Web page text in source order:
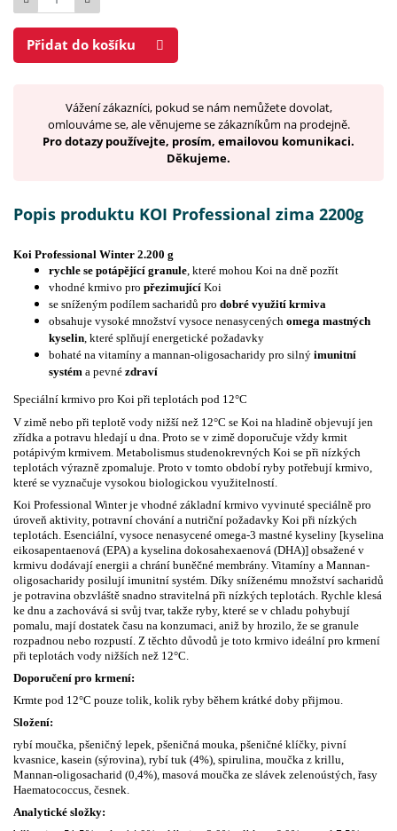
Přidat do košíku
Vážení zákazníci, pokud se nám nemůžete dovolat,
omlouváme se, ale věnujeme se zákazníkům na prodejně.
Pro dotazy používejte, prosím, emailovou komunikaci.
Děkujeme.
Popis produktu KOI Professional zima 2200g
Koi Professional Winter 2.200 g
rychle se potápějící granule, které mohou Koi na dně pozřít
vhodné krmivo pro přezimující Koi
se sníženým podílem sacharidů pro dobré využití krmiva
obsahuje vysoké množství vysoce nenasycených omega mastných
kyselin, které splňují energetické požadavky
bohaté na vitamíny a mannan-oligosacharidy pro silný imunitní
systém a pevné zdraví
Speciální krmivo pro Koi při teplotách pod 12°C
V zimě nebo při teplotě vody nižší než 12°C se Koi na hladině objevují jen
zřídka a potravu hledají u dna. Proto se v zimě doporučuje vždy krmit
potápivým krmivem. Metabolismus studenokrevných Koi se při nízkých
teplotách výrazně zpomaluje. Proto v tomto období ryby potřebují krmivo,
které se vyznačuje vysokou biologickou využitelností.
Koi Professional Winter je vhodné základní krmivo vyvinuté speciálně pro
úroveň aktivity, potravní chování a nutriční požadavky Koi při nízkých
teplotách. Esenciální, vysoce nenasycené omega-3 mastné kyseliny [kyselina
eikosapentaenová (EPA) a kyselina dokosahexaenová (DHA)] obsažené v
krmivu dodávají energii a chrání buněčné membrány. Vitamíny a Mannan-
oligosacharidy posilují imunitní systém. Díky sníženému množství sacharidů
je potravina obzvláště snadno stravitelná při nízkých teplotách. Rychle klesá
ke dnu a zachovává si svůj tvar, takže ryby, které se v chladu pohybují
pomalu, mají dostatek času na konzumaci, aniž by hrozilo, že se granule
rozpadnou nebo rozpustí. Z těchto důvodů je toto krmivo ideální pro krmení
při teplotách vody nižších než 12°C.
Doporučení pro krmení:
Krmte pod 12°C pouze tolik, kolik ryby během krátké doby přijmou.
Složení:
rybí moučka, pšeničný lepek, pšeničná mouka, pšeničné klíčky, pivní
kvasnice, kasein (sýrovina), rybí tuk (4%), spirulina, moučka z krillu,
Mannan-oligosacharid (0,4%), masová moučka ze slávek zelenoústých, řasy
Haematococcus, česnek.
Analytické složky: